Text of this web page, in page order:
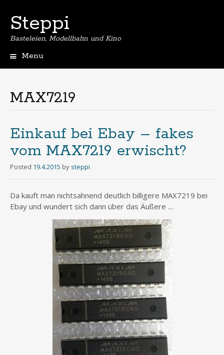
Steppi
Basteleien, Modellbahn und Kino
Menu
MAX7219
Einkauf bei Ebay – fakes
vom MAX7219 erwischt?
Posted 19.4.2015 by steppi
Da kauft man nichtsahnend deutlich billigere MAX7219 bei
Ebay und wundert sich dann über das Äußere …